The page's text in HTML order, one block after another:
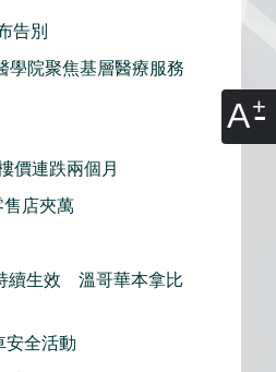
A
告別
學院聚焦基層醫療服務
價連跌兩個月
售店夾萬
續生效 溫哥華本拿比
安全活動